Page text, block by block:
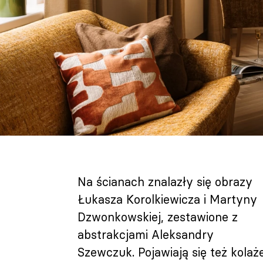
Na ścianach znalazły się obrazy
Łukasza Korolkiewicza i Martyny
Dzwonkowskiej, zestawione z
abstrakcjami Aleksandry
Szewczuk. Pojawiają się też